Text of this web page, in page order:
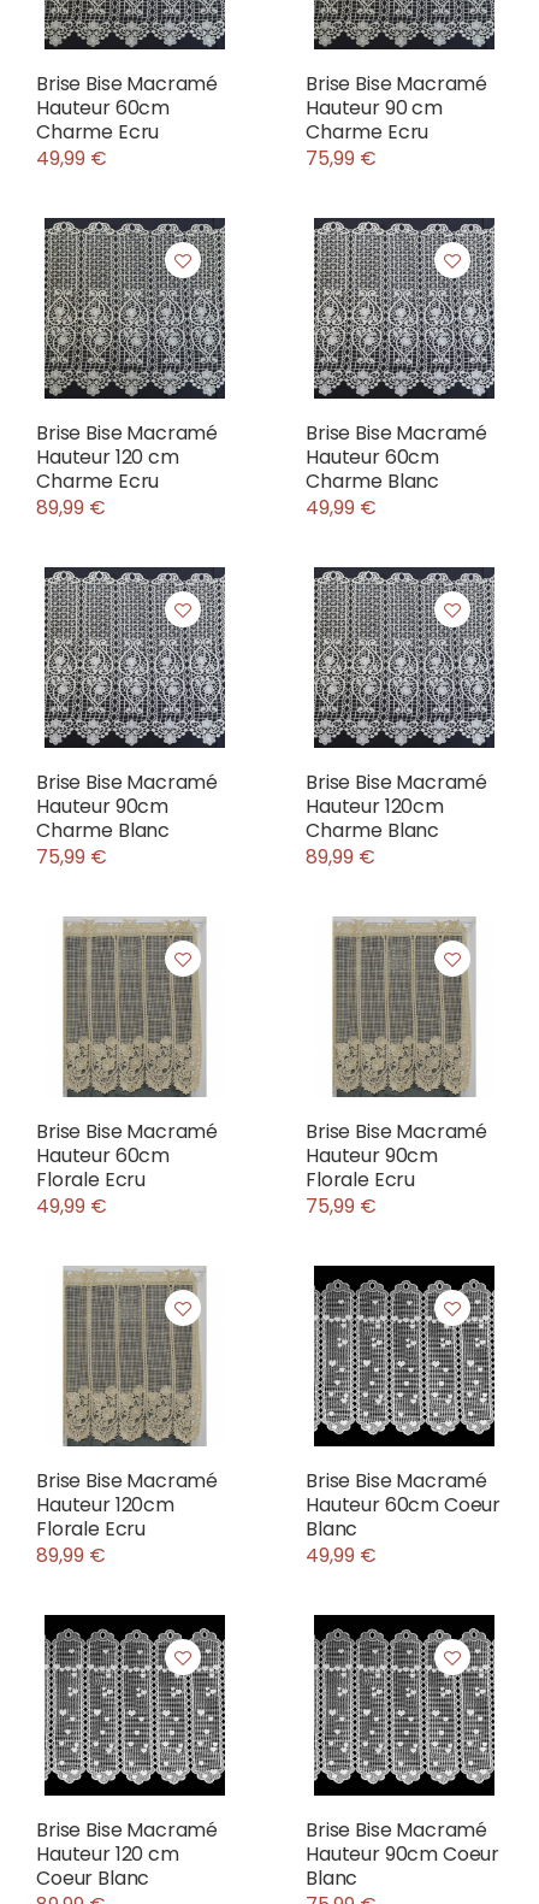
Brise Bise Macramé
Hauteur 60cm
Charme Ecru
49,99 €
Brise Bise Macramé
Hauteur 90 cm
Charme Ecru
75,99 €
Brise Bise Macramé
Hauteur 120 cm
Charme Ecru
89,99 €
Brise Bise Macramé
Hauteur 60cm
Charme Blanc
49,99 €
Brise Bise Macramé
Hauteur 90cm
Charme Blanc
75,99 €
Brise Bise Macramé
Hauteur 120cm
Charme Blanc
89,99 €
Brise Bise Macramé
Hauteur 60cm
Florale Ecru
49,99 €
Brise Bise Macramé
Hauteur 90cm
Florale Ecru
75,99 €
Brise Bise Macramé
Hauteur 120cm
Florale Ecru
89,99 €
Brise Bise Macramé
Hauteur 60cm Coeur
Blanc
49,99 €
Brise Bise Macramé
Hauteur 120 cm
Coeur Blanc
Brise Bise Macramé
Hauteur 90cm Coeur
Blanc